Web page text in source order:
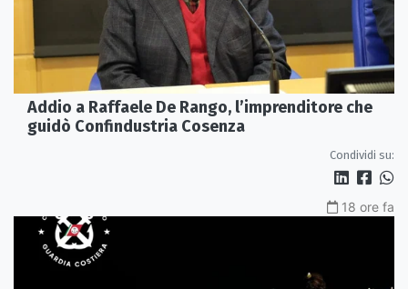
Addio a Raffaele De Rango, l’imprenditore che
guidò Confindustria Cosenza
Condividi su:
18 ore fa